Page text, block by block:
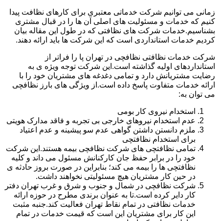
زمانی می توانیم شرکت خدماتی معتبری برای کارهای نظافت پیدا
کنیم که خدمات و مسئولیت های اصلی آن ها را در قبال مشتری
بشناسیم.خدمات شرکت های نظافتی که در طول این مقاله بیان
کردیم خدمات استانداردی است که این شرکت ها باید ارائه دهند.
شرکت خدمات نظافتی نظافچی در تهران پا را فراتر از
استانداردهای اولیه گذاشته است.این شرکت توجه ویژه ی به
رضایت مشتریانش دارد و تمامی دغدغه های مشتریان خود را با
ارائه خدمات متفاوت پاسخ داده است.از ویژگی های بارز نظافچی
می توان به:
استخدام نیروی کار بومی
عدم استخدام نیروهای خارجی بی تجربه و فاقد مدارک هویتی
ملزم دانستن داشتن گواهی عدم سو پیشینه و عدم اعتیاد
برای استخدام نظافتچی
تمامی نظافتچی های شرکت نظافچی بیمه هستند.این شرکت
خود را در برابر حفظ جان کارکنانش مسئول می داند و کلیه
نظافتچی ها را بیمه می کند؛ بنابراین در صورت بروز حادثه ی
در حین کار مشتریان هیچ مسئولیتی نخواهند داشت.
شرکت نظافچی در شمال و جنوب و شرق و غرب تهران دفتر
کار دایر کرده است.تا به عنوان برندی مطرح در حوزه ارائه
خدمات نظافتی در تمام نقاط تهران فعالیت کند.جنبه مثبت
این کار برای مشتریان این است که قیمت خدمات در تمام